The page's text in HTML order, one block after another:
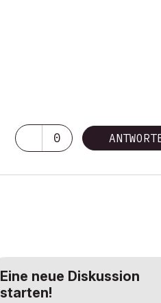
0
Eine neue Diskussion
starten!